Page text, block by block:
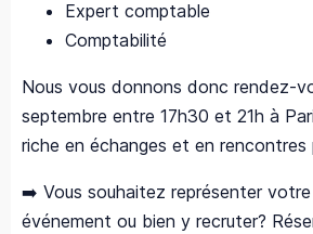
Expert comptable
Comptabilité
Nous vous donnons donc rendez-
septembre entre 17h30 et 21h à
riche en échanges et en rencontres
➡️ Vous souhaitez représenter
événement ou bien y recruter?